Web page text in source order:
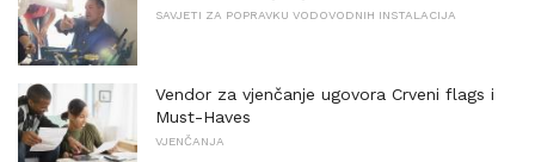
SAVJETI ZA POPRAVKU VODOVODNIH INSTALACIJA
Vendor za vjenčanje ugovora Crveni flags i
Must-Haves
VJENČANJA